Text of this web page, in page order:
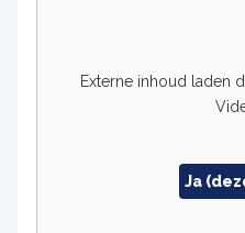
Externe inhoud laden
Ja